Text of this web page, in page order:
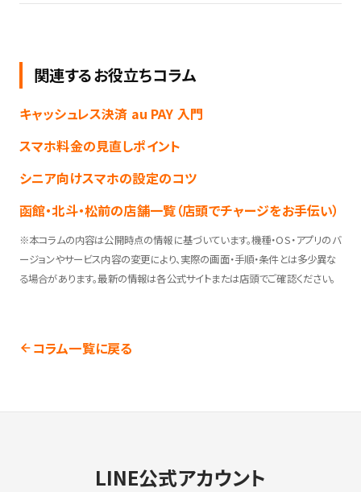
関連するお役立ちコラム
キャッシュレス決済 au PAY 入門
スマホ料金の見直しポイント
シニア向けスマホの設定のコツ
函館・北斗・松前の店舗一覧（店頭でチャージをお手伝い）
※本コラムの内容は公開時点の情報に基づいています。機種・OS・アプリのバ
ージョンやサービス内容の変更により、実際の画面・手順・条件とは多少異な
る場合があります。最新の情報は各公式サイトまたは店頭でご確認ください。
コラム一覧に戻る
LINE公式アカウント